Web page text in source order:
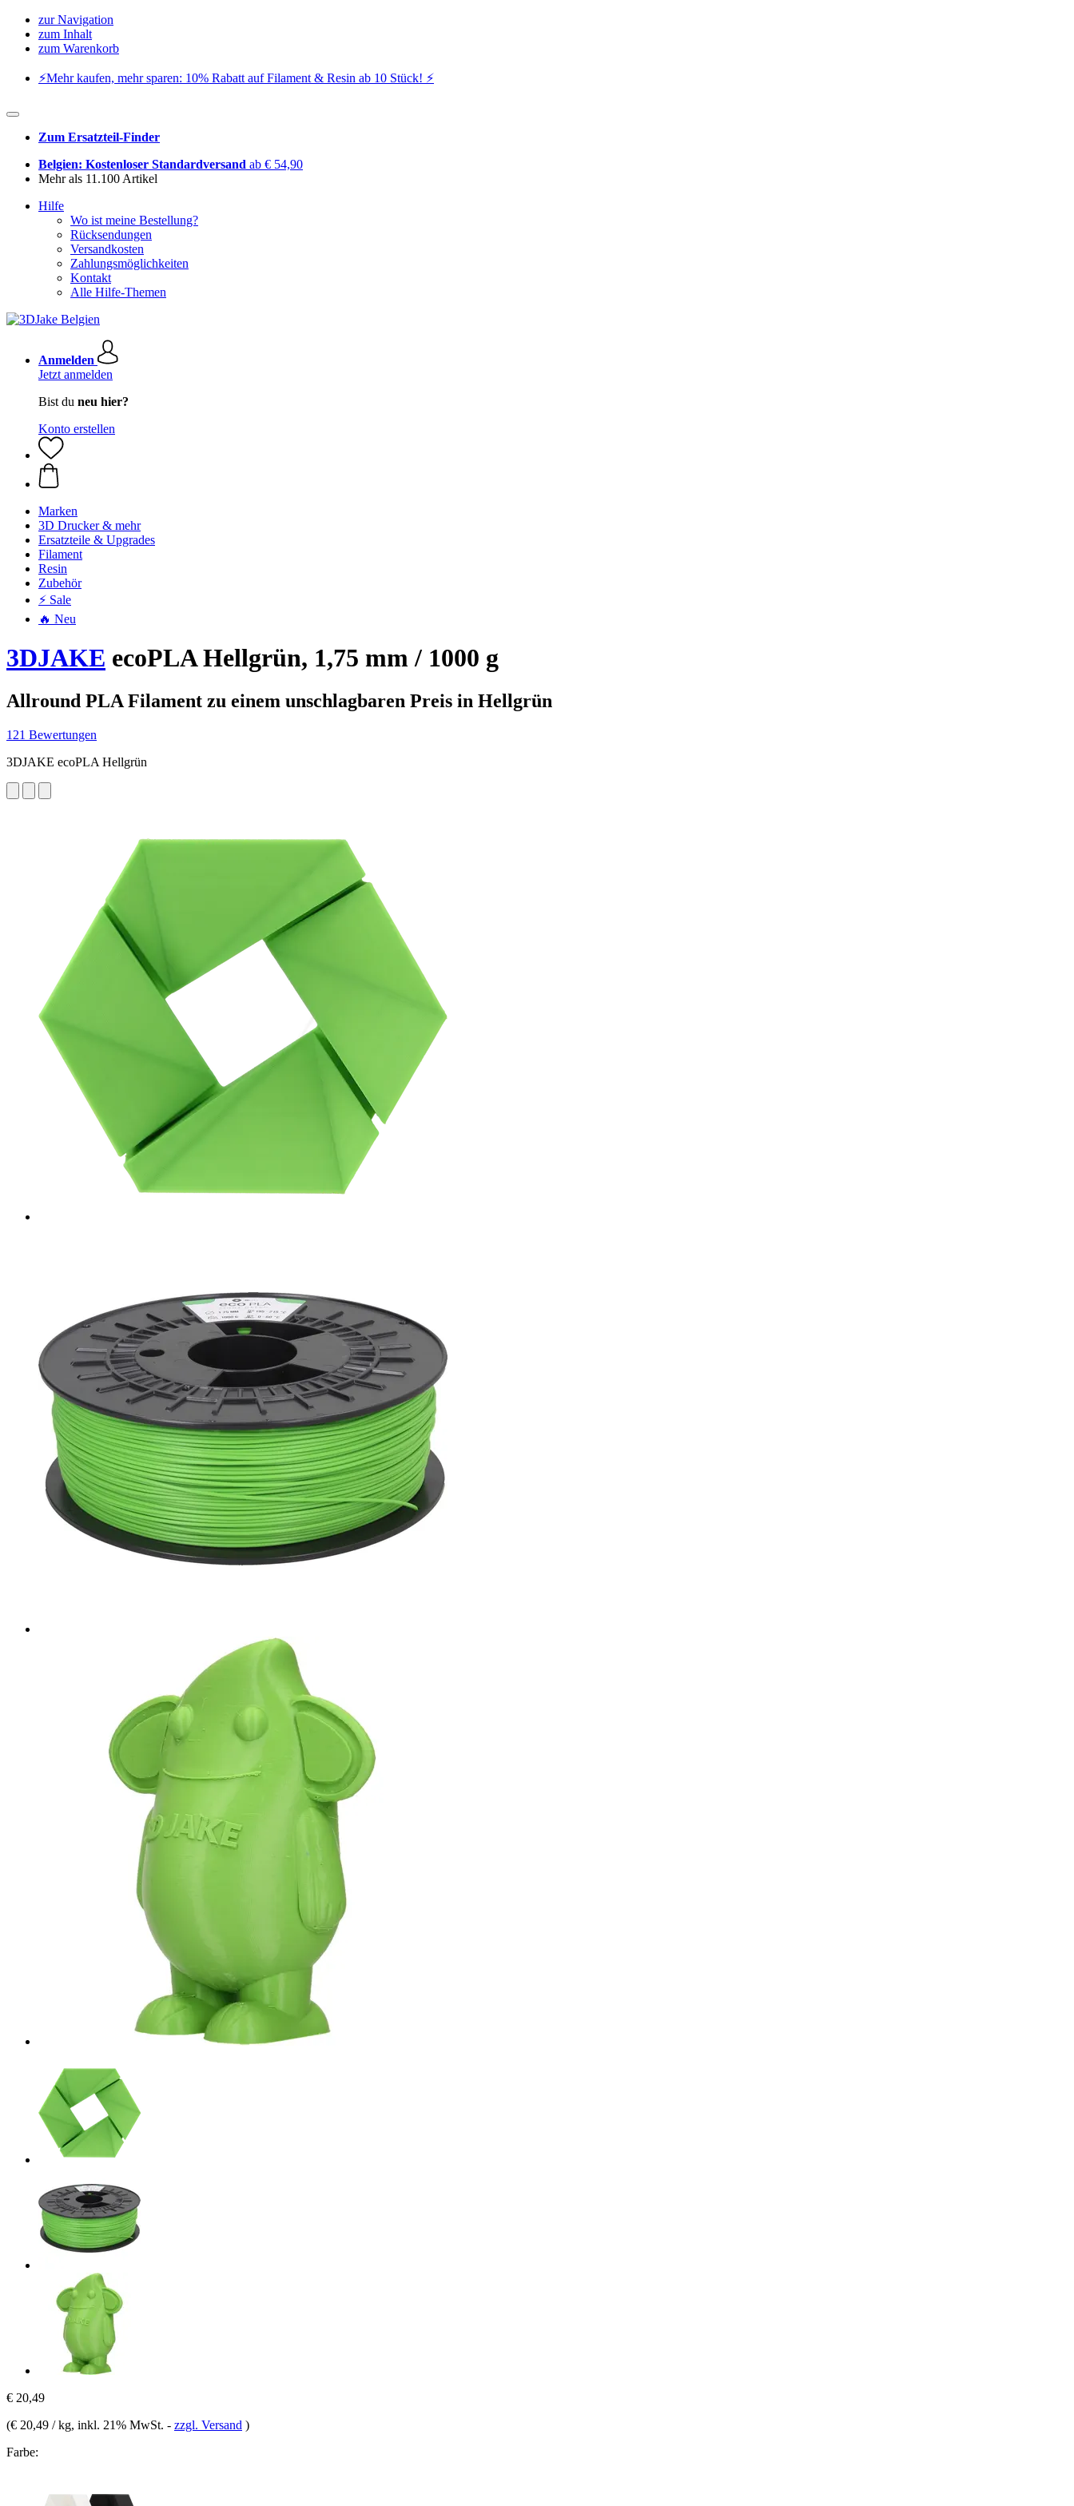
zur Navigation
zum Inhalt
zum Warenkorb
⚡️Mehr kaufen, mehr sparen: 10% Rabatt auf Filament & Resin ab 10 Stück! ⚡️
Zum Ersatzteil-Finder
Belgien: Kostenloser Standardversand ab € 54,90
Mehr als 11.100 Artikel
Hilfe
Wo ist meine Bestellung?
Rücksendungen
Versandkosten
Zahlungsmöglichkeiten
Kontakt
Alle Hilfe-Themen
Anmelden
Jetzt anmelden
Bist du neu hier?
Konto erstellen
Marken
3D Drucker & mehr
Ersatzteile & Upgrades
Filament
Resin
Zubehör
⚡ Sale
🔥 Neu
3DJAKE ecoPLA Hellgrün, 1,75 mm / 1000 g
Allround PLA Filament zu einem unschlagbaren Preis in Hellgrün
121 Bewertungen
3DJAKE ecoPLA Hellgrün
€ 20,49
(€ 20,49 / kg, inkl. 21% MwSt. - zzgl. Versand )
Farbe: